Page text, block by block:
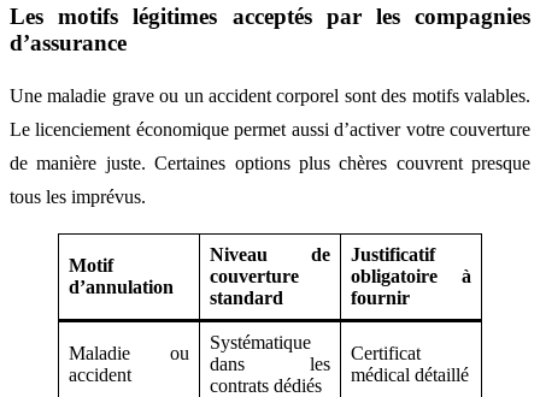
Les motifs légitimes acceptés par les compagnies
d’assurance
Une maladie grave ou un accident corporel sont des motifs valables.
Le licenciement économique permet aussi d’activer votre couverture
de manière juste. Certaines options plus chères couvrent presque
tous les imprévus.
Motif
d’annulation
Niveau de
couverture
standard
Justificatif
obligatoire à
fournir
Maladie ou
accident
Systématique
dans les
contrats dédiés
Certificat
médical détaillé